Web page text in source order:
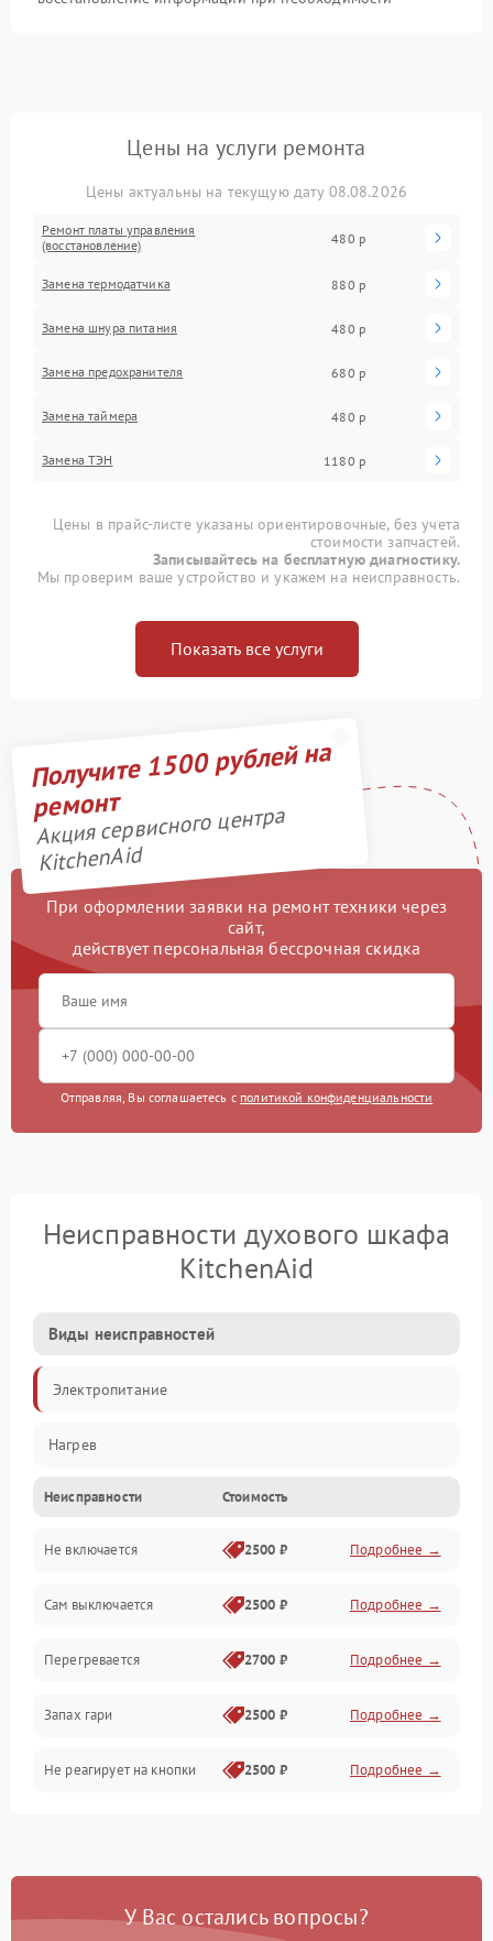
Цены на услуги ремонта
Цены актуальны на текущую дату 08.08.2026
Ремонт платы управления
(восстановление)
480 р
Замена термодатчика 880 р
Замена шнура питания 480 р
Замена предохранителя 680 р
Замена таймера 480 р
Замена ТЭН 1180 р
Цены в прайс-листе указаны ориентировочные, без учета
стоимости запчастей.
Записывайтесь на бесплатную диагностику.
Мы проверим ваше устройство и укажем на неисправность.
Показать все услуги
Получите 1500 рублей на
ремонт
Акция сервисного центра
KitchenAid
При оформлении заявки на ремонт техники через
сайт,
действует персональная бессрочная скидка
Отправляя, Вы соглашаетесь с политикой конфиденциальности
Неисправности духового шкафа
KitchenAid
Виды неисправностей
Электропитание
Нагрев
Неисправности Стоимость
Не включается 2500 ₽ Подробнее →
Сам выключается 2500 ₽ Подробнее →
Перегревается 2700 ₽ Подробнее →
Запах гари 2500 ₽ Подробнее →
Не реагирует на кнопки 2500 ₽ Подробнее →
У Вас остались вопросы?